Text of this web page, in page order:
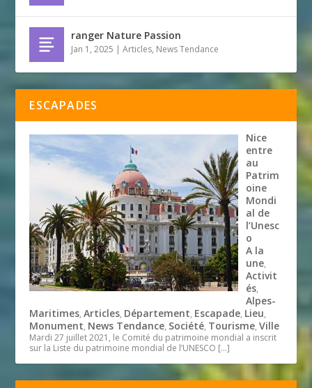
ranger Nature Passion
Jan 1, 2025 |Articles, News Tendance
ESCAPADES
Nice
entre
au
Patrim
oine
Mondi
al de
l’Unesc
o
A la
une,
Activit
és,
Alpes-
Maritimes,Articles, Département, Escapade, Lieu,
Monument, News Tendance, Société, Tourisme,Ville
Mardi 27 juillet 2021, le Comité du patrimoine mondial a inscrit
sur la Liste du patrimoine mondial de l’UNESCO […]